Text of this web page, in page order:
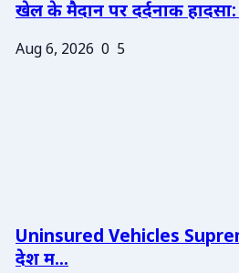
खेल के मैदान पर दर्दनाक
Aug 6, 2026 0 5
Uninsured Vehicles
देश म...